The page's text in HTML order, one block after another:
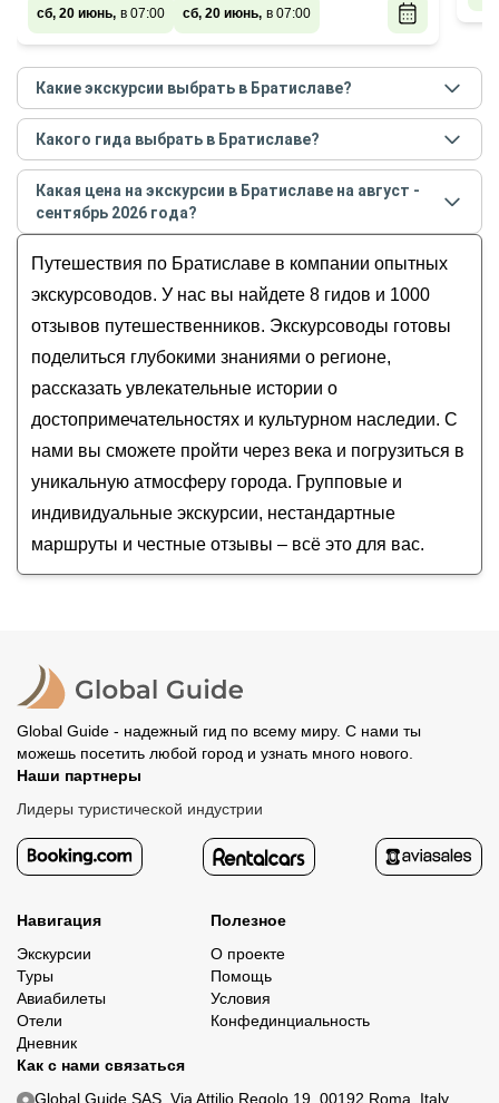
сб, 20 июнь, в 07:00 сб, 20 июнь, в 07:00
Какие экскурсии выбрать в Братиславе?
Самые популярные экскурсиив Братиславев
августе - сентябре 2026года:
Скрытые сокровища столицы Словакии на
классической обзорной экскурсии
Фотосессия и прогулка по старинной
Братиславе
Истории Старого города
О Братиславе с любовью
Какого гида выбрать в Братиславе?
Лучшие гидыв Братиславепо рейтингу и отзывам
вавгусте 2026 года:
Наталья
Алекс
Александра
Инесса
Какая цена на экскурсии в Братиславе на август -
сентябрь 2026 года?
сентябрь 2026года от 40до 90 EUR
Путешествия по Братиславе в компании опытных
экскурсоводов. У нас вы найдете 8 гидов и 1000
отзывов путешественников. Экскурсоводы готовы
поделиться глубокими знаниями о регионе,
рассказать увлекательные истории о
достопримечательностях и культурном наследии. С
нами вы сможете пройти через века и погрузиться в
уникальную атмосферу города. Групповые и
индивидуальные экскурсии, нестандартные
маршруты и честные отзывы – всё это для вас.
Global Guide - надежный гид по всему миру. С нами ты
можешь посетить любой город и узнать много нового.
Наши партнеры
Лидеры туристической индустрии
Навигация
Экскурсии
Туры
Авиабилеты
Отели
Дневник
Полезное
О проекте
Помощь
Условия
Конфединциальность
Как с нами связаться
Global Guide SAS. Via Attilio Regolo 19, 00192 Roma, Italy